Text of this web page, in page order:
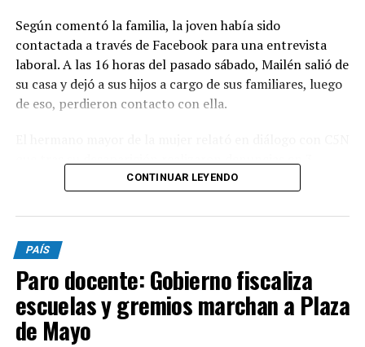
Según comentó la familia, la joven había sido
contactada a través de Facebook para una entrevista
laboral. A las 16 horas del pasado sábado, Mailén salió de
su casa y dejó a sus hijos a cargo de sus familiares, luego
de eso, perdieron contacto con ella.
comisarías pero, al no pasar las 24 horas, no fueron
Cuando fuimos y vimos a los serenos nos dimos cuenta
que había algo raro, empezamos a buscar y se fueron
corriendo. Llamamos a la policía y ahí la vieron", declaró
el familiar.
El domingo por la madrugada, los familiares se
presentaron en la comisaría, pero luego se retiraron
CONTINUAR LEYENDO
PAÍS
Paro docente: Gobierno fiscaliza
escuelas y gremios marchan a Plaza
de Mayo